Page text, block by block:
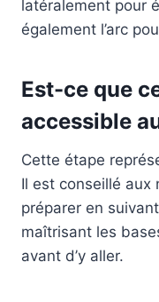
latéralement pour
également l’arc
Est-ce que
accessible
Cette étape
Il est conseillé aux
préparer en
maîtrisant les
avant d’y aller.